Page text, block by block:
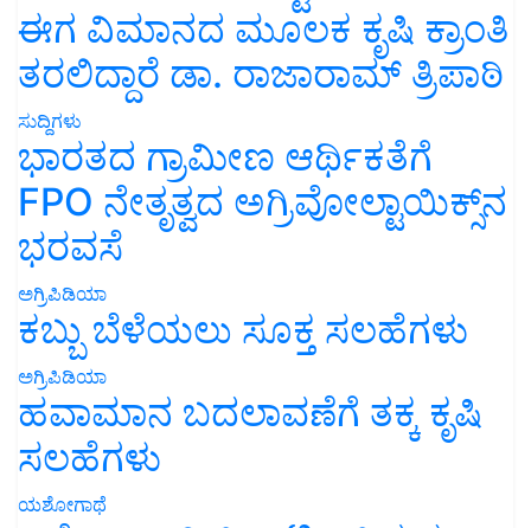
ಈಗ ವಿಮಾನದ ಮೂಲಕ ಕೃಷಿ ಕ್ರಾಂತಿ
ತರಲಿದ್ದಾರೆ ಡಾ. ರಾಜಾರಾಮ್ ತ್ರಿಪಾಠಿ
ಸುದ್ದಿಗಳು
ಭಾರತದ ಗ್ರಾಮೀಣ ಆರ್ಥಿಕತೆಗೆ
FPO ನೇತೃತ್ವದ ಅಗ್ರಿವೋಲ್ಟಾಯಿಕ್ಸ್‌ನ
ಭರವಸೆ
ಅಗ್ರಿಪಿಡಿಯಾ
ಕಬ್ಬು ಬೆಳೆಯಲು ಸೂಕ್ತ ಸಲಹೆಗಳು
ಅಗ್ರಿಪಿಡಿಯಾ
ಹವಾಮಾನ ಬದಲಾವಣೆಗೆ ತಕ್ಕ ಕೃಷಿ
ಸಲಹೆಗಳು
ಯಶೋಗಾಥೆ